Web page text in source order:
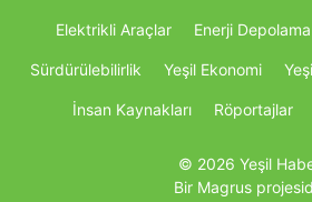
Elektrikli Araçlar Enerji Depolama
Sürdürülebilirlik Yeşil Ekonomi
İnsan Kaynakları Röportajlar
© 2026 Yeşil
Bir Magrus